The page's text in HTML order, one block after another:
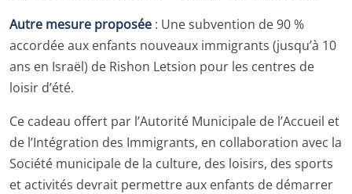
Autre mesure proposée : Une subvention de 90 %
accordée aux enfants nouveaux immigrants (jusqu’à 10
ans en Israël) de Rishon Letsion pour les centres de
loisir d’été.
Ce cadeau offert par l’Autorité Municipale de l’Accueil et
de l’Intégration des Immigrants, en collaboration avec la
Société municipale de la culture, des loisirs, des sports
et activités devrait permettre aux enfants de démarrer